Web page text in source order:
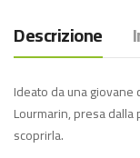
Descrizione
Ideato da una
Lourmarin, presa
scoprirla.